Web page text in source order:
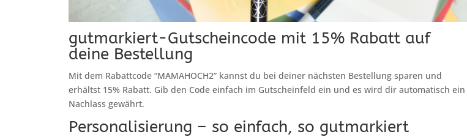
gutmarkiert-Gutscheincode mit 15% Rabatt auf
deine Bestellung
Mit dem Rabattcode “MAMAHOCH2” kannst du bei deiner nächsten Bestellung sparen und
erhältst 15% Rabatt. Gib den Code einfach im Gutscheinfeld ein und es wird dir automatisch ein
Nachlass gewährt.
Personalisierung – so einfach, so gutmarkiert